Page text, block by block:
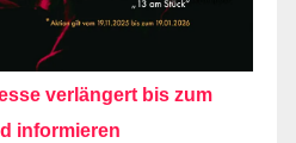
verlängert bis zum
informieren